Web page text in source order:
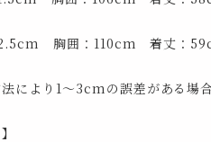
胸囲：110cm 着丈：
により1～3cmの誤差がある場